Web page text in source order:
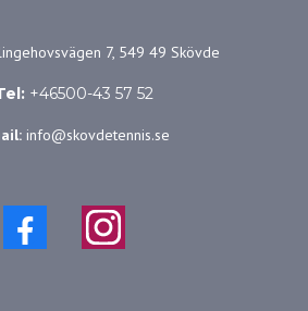
7, 549 49 Skövde
+46500-43 57 52
info@skovdetennis.se